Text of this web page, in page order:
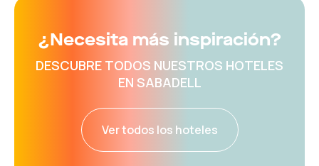
¿Necesita más inspiración?
DESCUBRE TODOS NUESTROS HOTELES
EN SABADELL
Ver todos los hoteles